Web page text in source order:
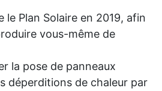
le Plan Solaire en 2019, afin
vous-même de
la pose de panneaux
déperditions de chaleur par